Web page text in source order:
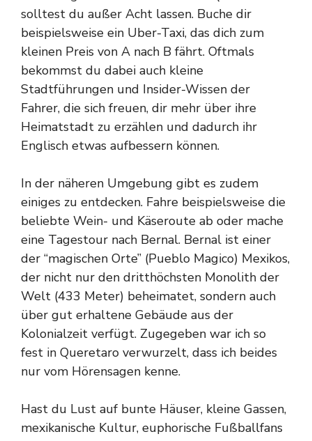
solltest du außer Acht lassen. Buche dir
beispielsweise ein Uber-Taxi, das dich zum
kleinen Preis von A nach B fährt. Oftmals
bekommst du dabei auch kleine
Stadtführungen und Insider-Wissen der
Fahrer, die sich freuen, dir mehr über ihre
Heimatstadt zu erzählen und dadurch ihr
Englisch etwas aufbessern können.
In der näheren Umgebung gibt es zudem
einiges zu entdecken. Fahre beispielsweise die
beliebte Wein- und Käseroute ab oder mache
eine Tagestour nach Bernal. Bernal ist einer
der “magischen Orte” (Pueblo Magico) Mexikos,
der nicht nur den dritthöchsten Monolith der
Welt (433 Meter) beheimatet, sondern auch
über gut erhaltene Gebäude aus der
Kolonialzeit verfügt. Zugegeben war ich so
fest in Queretaro verwurzelt, dass ich beides
nur vom Hörensagen kenne.
Hast du Lust auf bunte Häuser, kleine Gassen,
mexikanische Kultur, euphorische Fußballfans